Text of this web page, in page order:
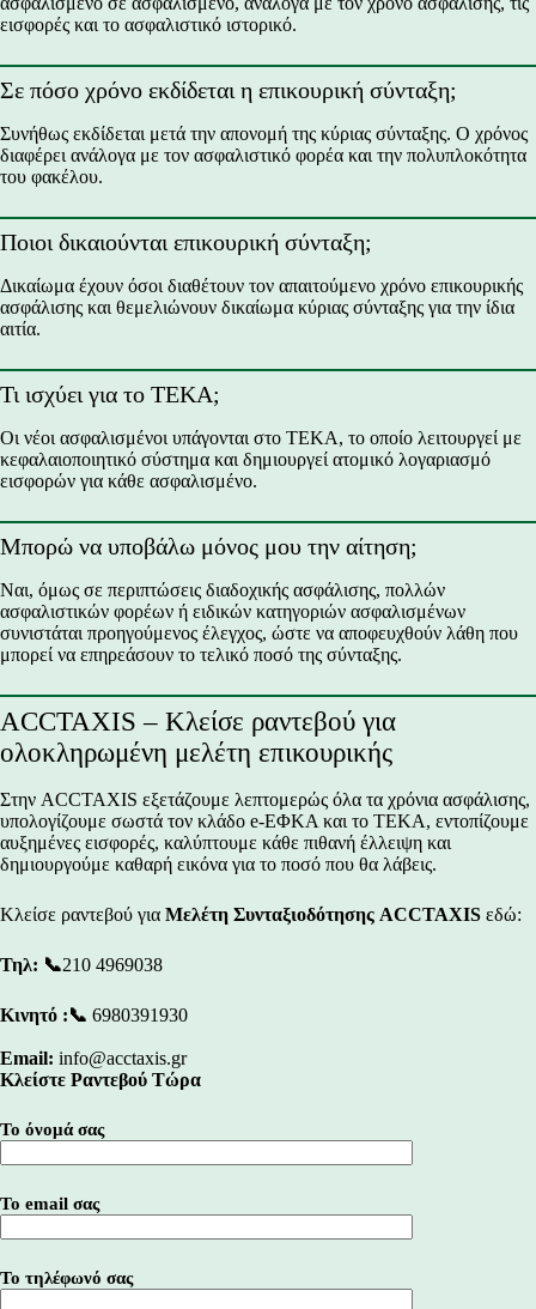
εισφορές και το ασφαλιστικό ιστορικό.
Σε πόσο χρόνο εκδίδεται η επικουρική σύνταξη;
Συνήθως εκδίδεται μετά την απονομή της κύριας σύνταξης. Ο χρόνος
διαφέρει ανάλογα με τον ασφαλιστικό φορέα και την πολυπλοκότητα
του φακέλου.
Ποιοι δικαιούνται επικουρική σύνταξη;
Δικαίωμα έχουν όσοι διαθέτουν τον απαιτούμενο χρόνο επικουρικής
ασφάλισης και θεμελιώνουν δικαίωμα κύριας σύνταξης για την ίδια
αιτία.
Τι ισχύει για το ΤΕΚΑ;
Οι νέοι ασφαλισμένοι υπάγονται στο ΤΕΚΑ, το οποίο λειτουργεί με
κεφαλαιοποιητικό σύστημα και δημιουργεί ατομικό λογαριασμό
εισφορών για κάθε ασφαλισμένο.
Μπορώ να υποβάλω μόνος μου την αίτηση;
Ναι, όμως σε περιπτώσεις διαδοχικής ασφάλισης, πολλών
ασφαλιστικών φορέων ή ειδικών κατηγοριών ασφαλισμένων
συνιστάται προηγούμενος έλεγχος, ώστε να αποφευχθούν λάθη που
μπορεί να επηρεάσουν το τελικό ποσό της σύνταξης.
ACCTAXIS – Κλείσε ραντεβού για
ολοκληρωμένη μελέτη επικουρικής
Στην ACCTAXIS εξετάζουμε λεπτομερώς όλα τα χρόνια ασφάλισης,
υπολογίζουμε σωστά τον κλάδο e-ΕΦΚΑ και το ΤΕΚΑ, εντοπίζουμε
αυξημένες εισφορές, καλύπτουμε κάθε πιθανή έλλειψη και
δημιουργούμε καθαρή εικόνα για το ποσό που θα λάβεις.
Κλείσε ραντεβού για Μελέτη Συνταξιοδότησης ACCTAXIS εδώ:
Τηλ: 📞210 4969038
Κινητό :📞 6980391930
Email: info@acctaxis.gr
Κλείστε Ραντεβού Τώρα
Το όνομά σας
Το email σας
Το τηλέφωνό σας